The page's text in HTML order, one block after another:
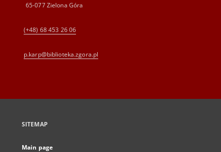
65-077 Zielona Góra
(+48) 68 453 26 06
p.karp@biblioteka.zgora.pl
SITEMAP
Main page